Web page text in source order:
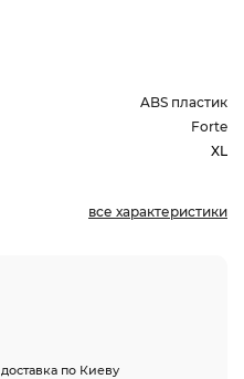
ABS пластик
Forte
XL
все характеристики
доставка по Киеву